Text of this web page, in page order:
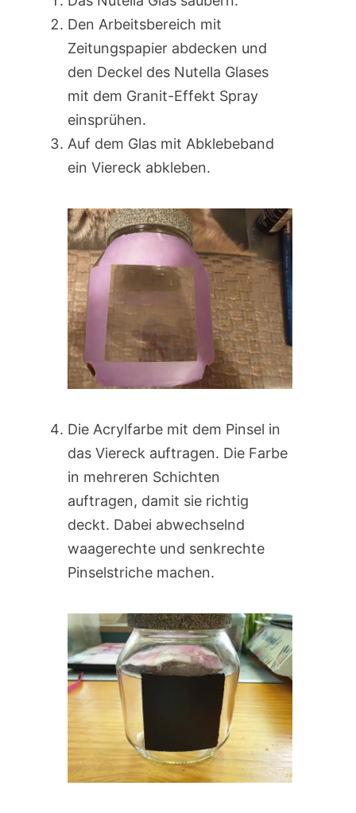
Den Arbeitsbereich mit
Zeitungspapier abdecken und
den Deckel des Nutella Glases
mit dem Granit-Effekt Spray
einsprühen.
Auf dem Glas mit Abklebeband
ein Viereck abkleben.
Die Acrylfarbe mit dem Pinsel in
das Viereck auftragen. Die Farbe
in mehreren Schichten
auftragen, damit sie richtig
deckt. Dabei abwechselnd
waagerechte und senkrechte
Pinselstriche machen.